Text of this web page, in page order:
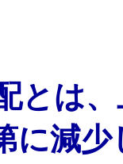
は、
に減